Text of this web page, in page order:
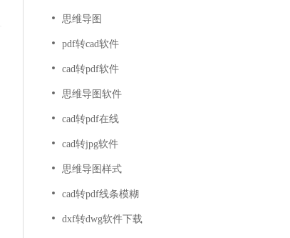
思维导图
pdf转cad软件
cad转pdf软件
思维导图软件
cad转pdf在线
cad转jpg软件
思维导图样式
cad转pdf线条模糊
dxf转dwg软件下载